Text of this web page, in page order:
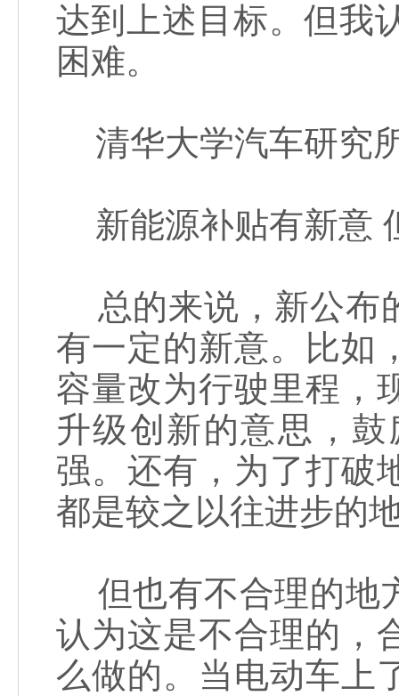
达到上述目标。但我
困难。
清华大学汽车研究
新能源补贴有新意
总的来说，新公布
有一定的新意。比如
容量改为行驶里程，
升级创新的意思，
强。还有，为了打破
都是较之以往进步的
但也有不合理的地
认为这是不合理的，
么做的。当电动车上